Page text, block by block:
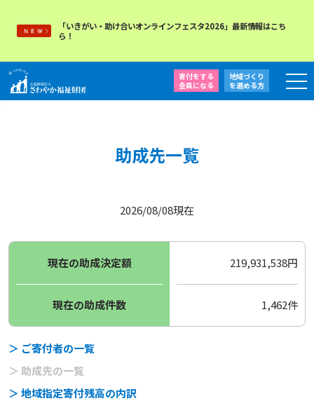
「いきがい・助け合いオンラインフェスタ2026」最新情報はこち
ら！
寄付をする
会員になる
地域づくり
を進める方
助成先一覧
2026/08/08現在
現在の助成決定額 219,931,538円
現在の助成件数 1,462件
＞ ご寄付者の一覧
＞ 助成先の一覧
＞ 地域指定寄付残高の内訳